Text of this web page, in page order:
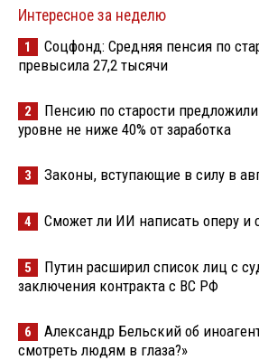
Интересное за неделю
1
Соцфонд: Средняя пенсия по
превысила 27,2 тысячи
2
Пенсию по старости
уровне не ниже 40% от заработка
3 Законы, вступающие в силу в
4 Сможет ли ИИ написать оперу и
5
Путин расширил список лиц с
заключения контракта с ВС РФ
6
Александр Бельский об
смотреть людям в глаза?»